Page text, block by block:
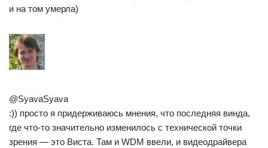
и на том умерла)
@SyavaSyava
:)) просто я придерживаюсь мнения, что последняя винда,
где что-то значительно изменилось с технической точки
зрения — это Виста. Там и WDM ввели, и видеодрайвера